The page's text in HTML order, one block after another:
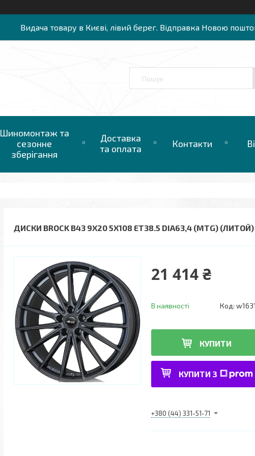
Видача товару в Києві, лівий берег. Відправка Новою
Шиномонтаж та
сезонне
зберігання
Доставка
та оплата
Контакти
ДИСКИ BROCK B43 9X20 5X108 ET38.5 DIA63,4 (MTG) (ЛИТОЙ)
21 414 ₴
В наявності Код:
КУПИТИ
КУПИТИ З
+380 (44) 331-51-71